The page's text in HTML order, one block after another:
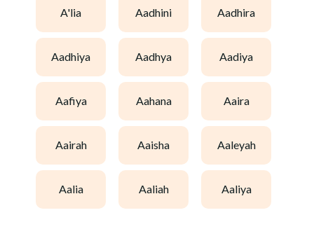
a'lia aadhini aadhira
aadhiya aadhya aadiya
aafiya aahana aaira
aairah aaisha aaleyah
aalia aaliah aaliya